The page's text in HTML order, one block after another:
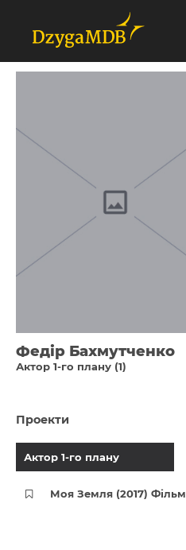
Федір Бахмутченко
Актор 1-го плану (1)
Проекти
Актор 1-го плану
Моя Земля (2017) Фільм